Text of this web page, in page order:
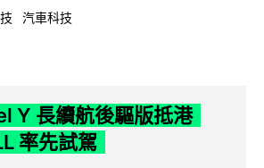
汽車科技
Y 長續航後驅版抵港
率先試駕